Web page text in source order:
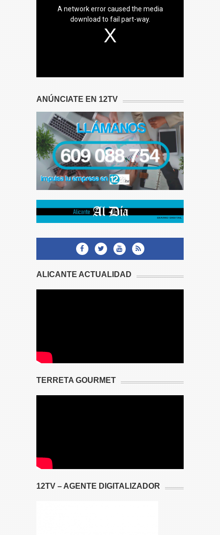
A network error caused the media
download to fail part-way.
ANÚNCIATE EN 12TV
ALICANTE ACTUALIDAD
TERRETA GOURMET
12TV – AGENTE DIGITALIZADOR